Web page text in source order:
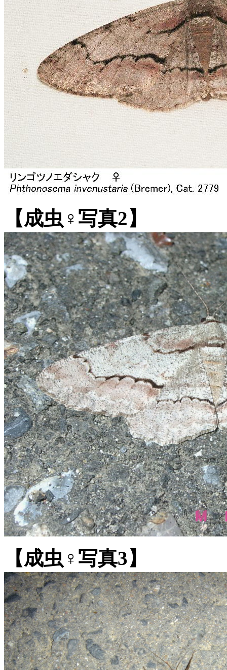
【成虫♀写真2】
【成虫♀写真3】